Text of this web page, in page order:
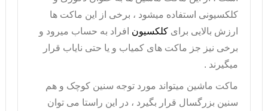
کلکسیونی استفاده میشود ، برخی از این ماکت ها
ارزش بالایی برای کلکسیون افراد به حساب میرود و
برخی نیز جز ماکت های کمیاب و یا حتی نایاب قرار
میگیرند .
ماکت ماشین میتواند مورد توجه سنین کوچک و هم
سنین بزرگسال قرار بگیرد ، در این راستا می توان